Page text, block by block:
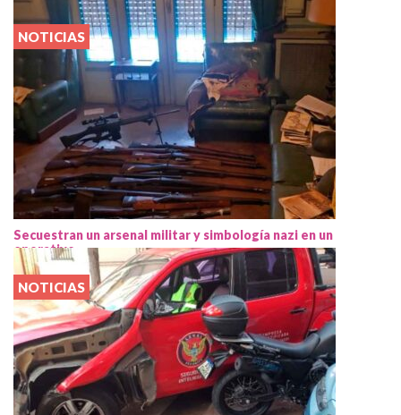
NOTICIAS
Secuestran un arsenal militar y simbología nazi en un
operativo
NOTICIAS